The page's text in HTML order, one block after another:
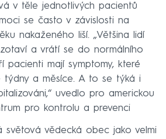
v těle jednotlivých pacientů
se často v závislosti na
nakaženého liší. „Většina lidí
a vrátí se do normálního
pacienti mají symptomy, které
týdny a měsíce. A to se týká i
uvedlo pro americkou
pro kontrolu a prevenci
světová vědecká obec jako velmi